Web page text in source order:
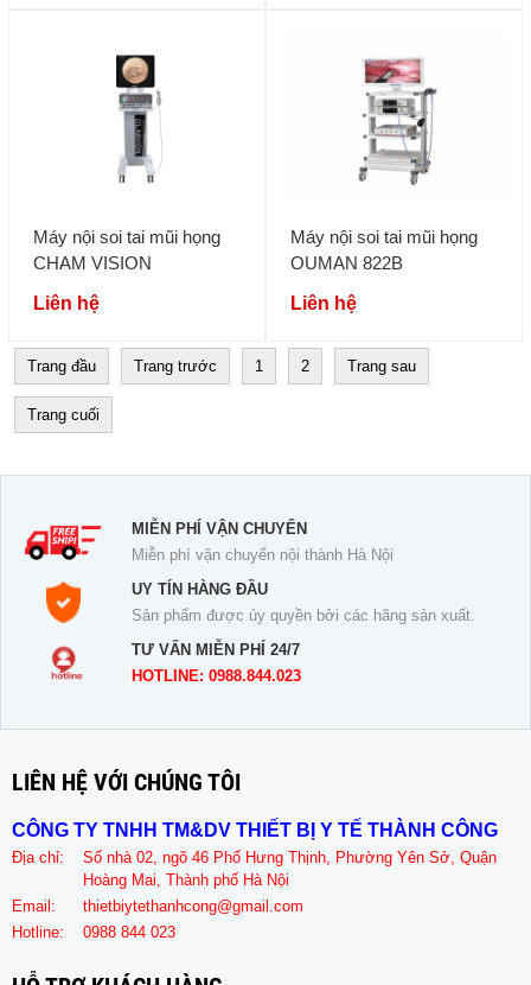
Máy nội soi tai mũi họng
CHAM VISION
Liên hệ
Máy nội soi tai mũi họng
OUMAN 822B
Liên hệ
Trang đầu Trang trước 1 2 Trang sau
Trang cuối
MIỄN PHÍ VẬN CHUYỂN
Miễn phí vận chuyển nội thành Hà Nội
UY TÍN HÀNG ĐẦU
Sản phẩm được ủy quyền bởi các hãng sản xuất.
TƯ VẤN MIỄN PHÍ 24/7
HOTLINE: 0988.844.023
LIÊN HỆ VỚI CHÚNG TÔI
CÔNG TY TNHH TM&DV THIẾT BỊ Y TẾ THÀNH CÔNG
Địa chỉ:
Số nhà 02, ngõ 46 Phố Hưng Thịnh, Phường Yên Sở, Quận
Hoàng Mai, Thành phố Hà Nội
Email:
thietbiytethanhcong@gmail.com
Hotline:
0988 844 023